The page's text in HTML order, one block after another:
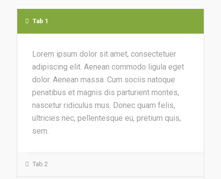
Tab 1
Lorem ipsum dolor sit amet, consectetuer
adipiscing elit. Aenean commodo ligula eget
dolor. Aenean massa. Cum sociis natoque
penatibus et magnis dis parturient montes,
nascetur ridiculus mus. Donec quam felis,
ultricies nec, pellentesque eu, pretium quis,
sem.
Tab 2